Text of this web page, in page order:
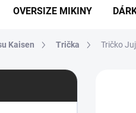
OVERSIZE MIKINY
Kaisen Trička Tričko